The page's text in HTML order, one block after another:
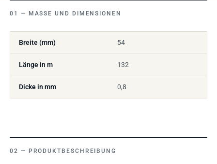
MASSE UND DIMENSIONEN
Breite (mm) 54
Länge in m 132
Dicke in mm 0,8
PRODUKTBESCHREIBUNG